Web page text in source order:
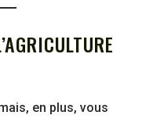
en plus, vous